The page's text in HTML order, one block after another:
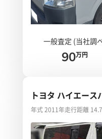
一般査定 (当社調
90万円
トヨタ ハイエース
年式 2011年走行距離